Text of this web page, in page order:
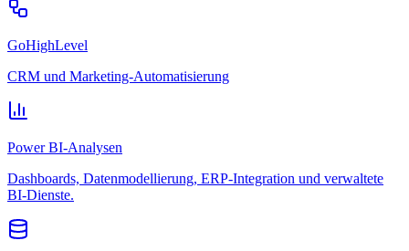
GoHighLevel
CRM und Marketing-Automatisierung
Power BI-Analysen
Dashboards, Datenmodellierung, ERP-Integration und verwaltete
BI-Dienste.